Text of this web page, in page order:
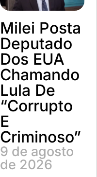
Milei Posta
Deputado
Dos EUA
Chamando
Lula De
“corrupto
E
Criminoso”
9 de agosto
de 2026